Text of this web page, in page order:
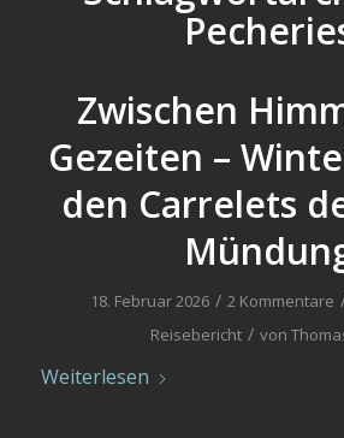
Zwischen
Gezeiten –
den Carrelets
18. Februar 2026 / 2 Kommentare
Reisebericht / von
Weiterlesen